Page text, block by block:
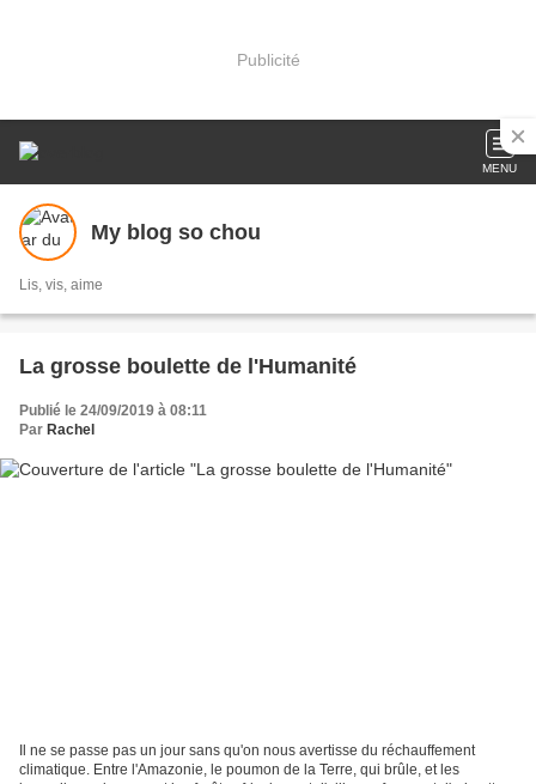
Publicité
MENU
My blog so chou
Lis, vis, aime
La grosse boulette de l'Humanité
Publié le 24/09/2019 à 08:11
Par Rachel
Il ne se passe pas un jour sans qu'on nous avertisse du réchauffement
climatique. Entre l'Amazonie, le poumon de la Terre, qui brûle, et les